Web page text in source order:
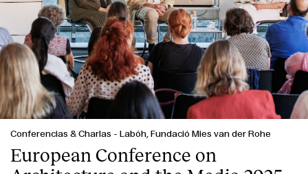
Conferencias & Charlas - Labóh, Fundació Mies van der Rohe
European Conference on